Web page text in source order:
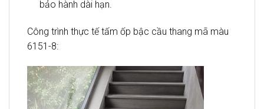
bảo hành dài hạn.
Công trình thực tế tấm ốp bậc cầu thang mã màu
6151-8: